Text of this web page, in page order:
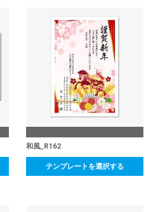
和風_R162
テンプレートを選択する